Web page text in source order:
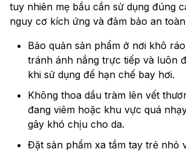
tuy nhiên mẹ bầu cần sử dụng đúng
nguy cơ kích ứng và đảm bảo an
Bảo quản sản phẩm ở nơi khô
tránh ánh nắng trực tiếp và luôn
khi sử dụng để hạn chế bay hơi.
Không thoa dầu tràm lên vết
đang viêm hoặc khu vực quá
gây khó chịu cho da.
Đặt sản phẩm xa tầm tay trẻ nhỏ